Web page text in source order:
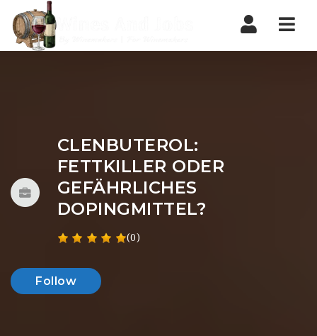
CLENBUTEROL:
FETTKILLER ODER
GEFÄHRLICHES
DOPINGMITTEL?
(0)
Follow